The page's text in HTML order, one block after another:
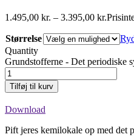
1.495,00 kr. – 3.395,00 kr.
Størrelse
Quantity
Grundstofferne - Det periodiske
Tilføj til kurv
Download
Pift jeres kemilokale op med det